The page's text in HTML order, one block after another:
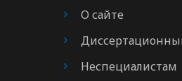
О сайте
Неспециалистам